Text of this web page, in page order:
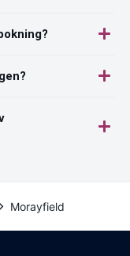
Morayfield